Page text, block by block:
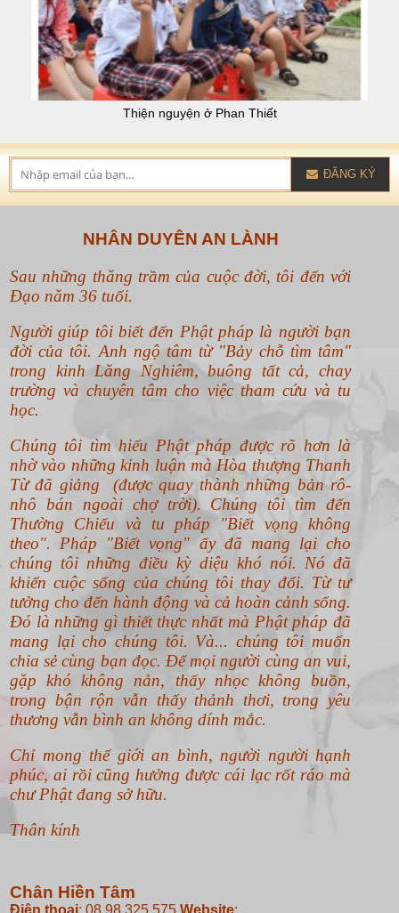
Thiện nguyện ở Phan Thiết
ĐĂNG KÝ
NHÂN DUYÊN AN LÀNH
Sau những thăng trầm của cuộc đời, tôi đến với
Đạo năm 36 tuổi.
Người giúp tôi biết đến Phật pháp là người bạn
đời của tôi. Anh ngộ tâm từ "Bảy chỗ tìm tâm"
trong kinh Lăng Nghiêm, buông tất cả, chay
trường và chuyên tâm cho việc tham cứu và tu
học.
Chúng tôi tìm hiểu Phật pháp được rõ hơn là
nhờ vào những kinh luận mà Hòa thượng Thanh
Từ đã giảng (được quay thành những bản rô-
nhô bán ngoài chợ trời). Chúng tôi tìm đến
Thường Chiếu và tu pháp "Biết vọng không
theo".Pháp "Biết vọng" ấy đã mang lại cho
chúng tôi những điều kỳ diệu khó nói. Nó đã
khiến cuộc sống của chúng tôi thay đổi. Từ tư
tưởng cho đến hành động và cả hoàn cảnh sống.
Đó là những gì thiết thực nhất mà Phật pháp đã
mang lại cho chúng tôi. Và... chúng tôi muốn
chia sẻ cùng bạn đọc. Để mọi người cùng an vui,
gặp khó không nản, thấy nhọc không buồn,
trong bận rộn vẫn thấy thảnh thơi, trong yêu
thương vẫn bình an không dính mắc.
Chỉ mong thế giới an bình, người người hạnh
phúc, ai rồi cũng hưởng được cái lạc rốt ráo mà
chư Phật đang sở hữu.
Thân kính
Chân Hiền Tâm